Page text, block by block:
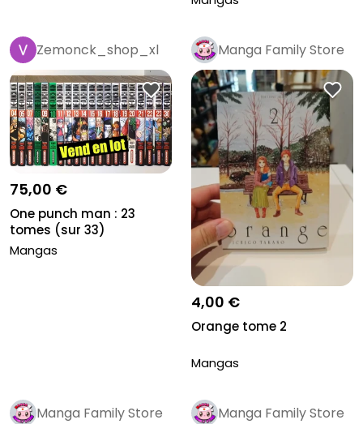
Zemonck_shop_xl
75,00 €
One punch man : 23
tomes (sur 33)
Mangas
Manga Family Store
Pro
4,00 €
Orange tome 2
Mangas
Manga Family Store
Manga Family Store